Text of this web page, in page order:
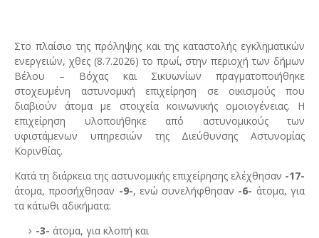
Στο πλαίσιο της πρόληψης και της καταστολής εγκληματικών
ενεργειών, χθες (8.7.2026) το πρωί, στην περιοχή των δήμων
Βέλου – Βόχας και Σικυωνίων πραγματοποιήθηκε
στοχευμένη αστυνομική επιχείρηση σε οικισμούς που
διαβιούν άτομα με στοιχεία κοινωνικής ομοιογένειας. Η
επιχείρηση υλοποιήθηκε από αστυνομικούς των
υφιστάμενων υπηρεσιών της Διεύθυνσης Αστυνομίας
Κορινθίας.
Κατά τη διάρκεια της αστυνομικής επιχείρησης ελέχθησαν -17-
άτομα, προσήχθησαν -9-, ενώ συνελήφθησαν -6- άτομα, για
τα κάτωθι αδικήματα:
-3- άτομα, για κλοπή και